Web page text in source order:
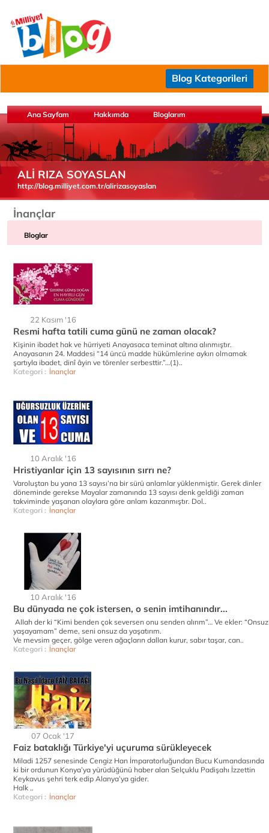
Blog Kategorileri
Ana Sayfam Hakkımda Bloglarım
ALİ RIZA SOYASLAN
http://blog.milliyet.com.tr/alirizasoyaslan
İnançlar
Bloglar
22 Kasım '16
Resmi hafta tatili cuma günü ne zaman olacak?
Kişinin ibadet hak ve hürriyeti Anayasaca teminat altına alınmıştır.
Anayasanın 24. Maddesi “14 üncü madde hükümlerine aykırı olmamak
şartıyla ibadet, dinî âyin ve törenler serbesttir.”…(1)..
Kategori : İnançlar
10 Aralık '16
Hristiyanlar için 13 sayısının sırrı ne?
Varoluştan bu yana 13 sayısı’na bir sürü anlamlar yüklenmiştir. Gerek dinler
döneminde gerekse Mayalar zamanında 13 sayısı denk geldiği zaman
takviminde yaşanan olaylara göre anlam kazanmıştır. Dol..
Kategori : İnançlar
10 Aralık '16
Bu dünyada ne çok istersen, o senin imtihanındır...
Allah der ki “Kimi benden çok seversen onu senden alırım”… Ve ekler: “Onsuz
yaşayamam” deme, seni onsuz da yaşatırım.
Ve mevsim geçer, gölge veren ağaçların dalları kurur, sabır taşar, can..
Kategori : İnançlar
07 Ocak '17
Faiz bataklığı Türkiye'yi uçuruma sürükleyecek
Miladi 1257 senesinde Cengiz Han İmparatorluğundan Bucu Kumandasında
ki bir ordunun Konya’ya yürüdüğünü haber alan Selçuklu Padişahı İzzettin
Keykavus şehri terk edip Alanya’ya gider.
Halk ..
Kategori : İnançlar